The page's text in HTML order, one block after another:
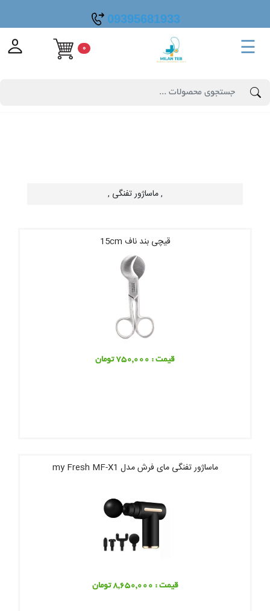
09395681933
☰
0
, ماساژور تفنگی ,
قیچی بند ناف 15cm
قیمت : 750,000 تومان
ماساژور تفنگی مای فرش مدل my Fresh MF-X1
قیمت : 8,650,000 تومان